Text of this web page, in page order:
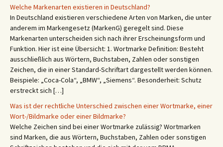
Welche Markenarten existieren in Deutschland?
In Deutschland existieren verschiedene Arten von Marken, die unter
anderem im Markengesetz (MarkenG) geregelt sind. Diese
Markenarten unterscheiden sich nach ihrer Erscheinungsform und
Funktion. Hier ist eine Übersicht: 1. Wortmarke Definition: Besteht
ausschließlich aus Wörtern, Buchstaben, Zahlen oder sonstigen
Zeichen, die in einer Standard-Schriftart dargestellt werden können.
Beispiele: „Coca-Cola“, „BMW“, „Siemens“. Besonderheit: Schutz
erstreckt sich […]
Was ist der rechtliche Unterschied zwischen einer Wortmarke, einer
Wort-/Bildmarke oder einer Bildmarke?
Welche Zeichen sind bei einer Wortmarke zulässig? Wortmarken
sind Marken, die aus Wörtern, Buchstaben, Zahlen oder sonstigen